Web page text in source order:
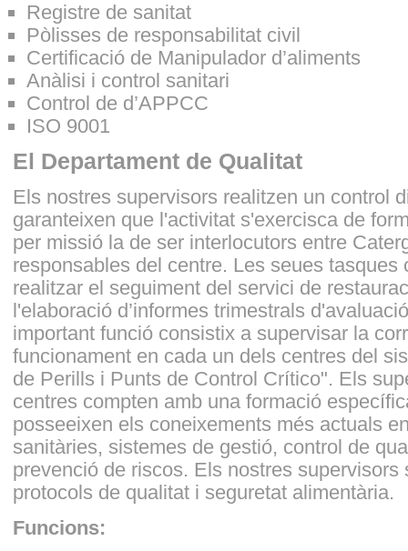
Registre de sanitat
Pòlisses de responsabilitat civil
Certificació de Manipulador d’aliments
Anàlisi i control sanitari
Control de d’APPCC
ISO 9001
El Departament de Qualitat
Els nostres supervisors realitzen un control
garanteixen que l'activitat s'exercisca de
per missió la de ser interlocutors entre
responsables del centre. Les seues tasques
realitzar el seguiment del servici de
l'elaboració d’informes trimestrals
important funció consistix a supervisar la
funcionament en cada un dels centres del
de Perills i Punts de Control Crítico". Els
centres compten amb una formació
posseeixen els coneixements més actuals
sanitàries, sistemes de gestió, control de
prevenció de riscos. Els nostres supervisors
protocols de qualitat i seguretat alimentària.
Funcions: